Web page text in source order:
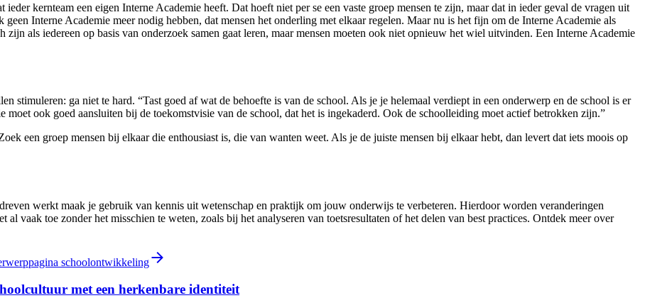
kernteam een eigen Interne Academie heeft. Dat hoeft niet per se een vaste groep mensen te zijn, maar dat in ieder geval de vragen uit
Interne Academie meer nodig hebben, dat mensen het onderling met elkaar regelen. Maar nu is het fijn om de Interne Academie als
zijn als iedereen op basis van onderzoek samen gaat leren, maar mensen moeten ook niet opnieuw het wiel uitvinden. Een Interne Academie
stimuleren: ga niet te hard. “Tast goed af wat de behoefte is van de school. Als je je helemaal verdiept in een onderwerp en de school is er
ook goed aansluiten bij de toekomstvisie van de school, dat het is ingekaderd. Ook de schoolleiding moet actief betrokken zijn.”
een groep mensen bij elkaar die enthousiast is, die van wanten weet. Als je de juiste mensen bij elkaar hebt, dan levert dat iets moois op
werkt maak je gebruik van kennis uit wetenschap en praktijk om jouw onderwijs te verbeteren. Hierdoor worden veranderingen
al vaak toe zonder het misschien te weten, zoals bij het analyseren van toetsresultaten of het delen van best practices. Ontdek meer over
schoolontwikkeling
met een herkenbare identiteit